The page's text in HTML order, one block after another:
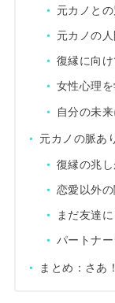
元カノと
元カノの
復縁に向
女性心理
自分の未
元カノの脈あ
復縁の兆
恋愛以外
まだ友達
パートナ
まとめ：さあ